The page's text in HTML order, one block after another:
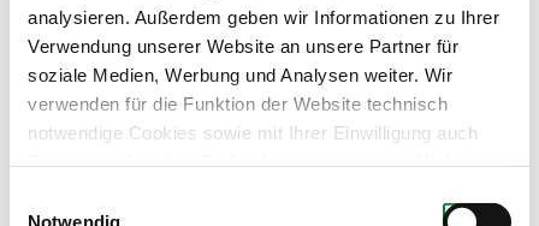
analysieren. Außerdem geben wir Informationen zu Ihrer
Verwendung unserer Website an unsere Partner für
soziale Medien, Werbung und Analysen weiter. Wir
verwenden für die Funktion der Website technisch
notwendige Cookies sowie mit Ihrer Einwilligung auch
zu personalisieren, Funktionen für soziale Medien
Notwendig